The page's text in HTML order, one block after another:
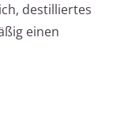
destilliertes
einen